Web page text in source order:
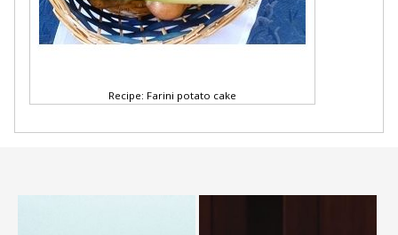
Recipe: Farini potato cake